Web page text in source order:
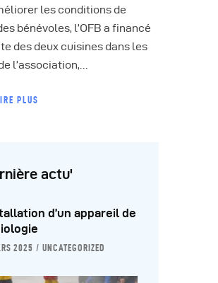
les conditions de
bénévoles, l’OFB a financé
des deux cuisines dans les
l’association,…
PLUS
actu'
d’un appareil de
2025 UNCATEGORIZED